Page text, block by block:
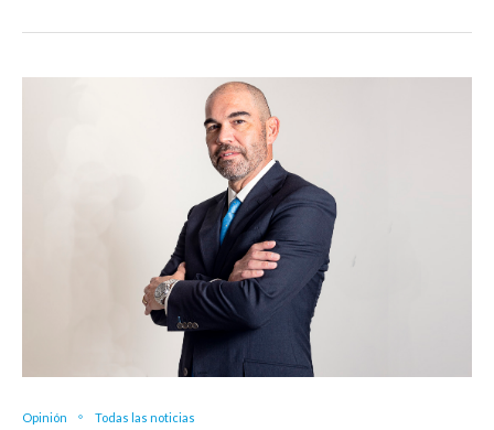
Opinión Todas las noticias